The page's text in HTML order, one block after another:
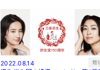
2022.08.14 短